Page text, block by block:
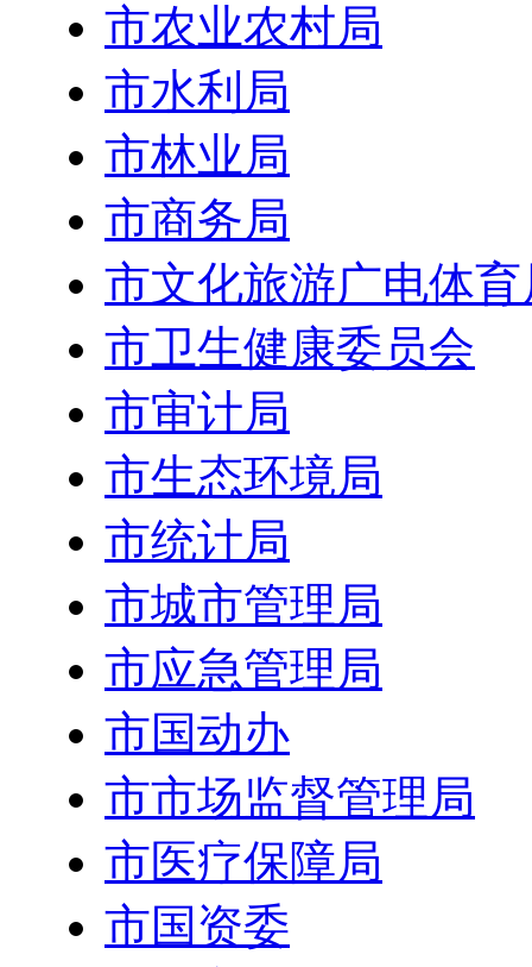
市农业农村局
市水利局
市林业局
市商务局
市文化旅游广电体育
市卫生健康委员会
市审计局
市生态环境局
市统计局
市城市管理局
市应急管理局
市国动办
市市场监督管理局
市医疗保障局
市国资委